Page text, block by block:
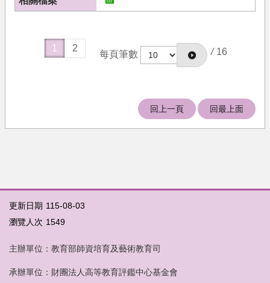
1 2
每頁筆數 / 16
回上一頁 回最上面
更新日期 115-08-03
瀏覽人次 1549
主辦單位：教育部師資培育及藝術教育司
承辦單位：財團法人高等教育評鑑中心基金會